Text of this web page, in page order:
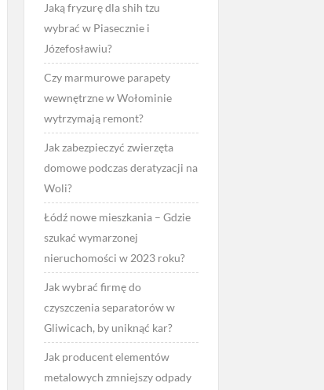
Jaką fryzurę dla shih tzu
wybrać w Piasecznie i
Józefosławiu?
Czy marmurowe parapety
wewnętrzne w Wołominie
wytrzymają remont?
Jak zabezpieczyć zwierzęta
domowe podczas deratyzacji na
Woli?
Łódź nowe mieszkania – Gdzie
szukać wymarzonej
nieruchomości w 2023 roku?
Jak wybrać firmę do
czyszczenia separatorów w
Gliwicach, by uniknąć kar?
Jak producent elementów
metalowych zmniejszy odpady